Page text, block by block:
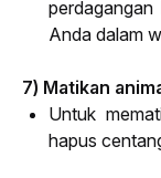
Anda dalam
7) Matikan
Untuk
hapus